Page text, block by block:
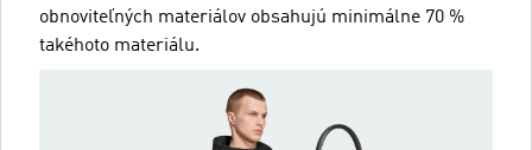
obnoviteľných materiálov obsahujú minimálne 70 %
takéhoto materiálu.